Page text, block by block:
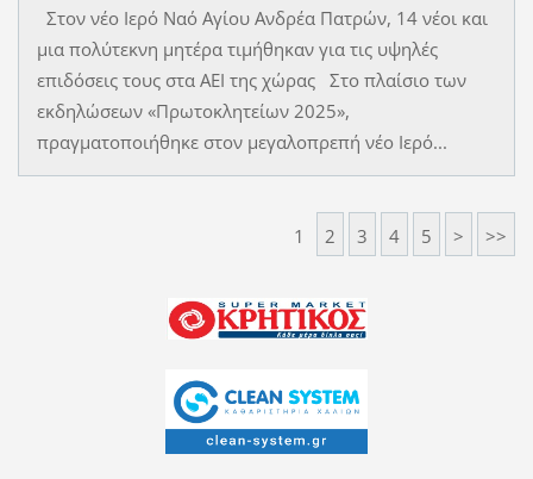
Στον νέο Ιερό Ναό Αγίου Ανδρέα Πατρών, 14 νέοι και
μια πολύτεκνη μητέρα τιμήθηκαν για τις υψηλές
επιδόσεις τους στα ΑΕΙ της χώρας Στο πλαίσιο των
εκδηλώσεων «Πρωτοκλητείων 2025»,
πραγματοποιήθηκε στον μεγαλοπρεπή νέο Ιερό...
1 2 3 4 5 > >>